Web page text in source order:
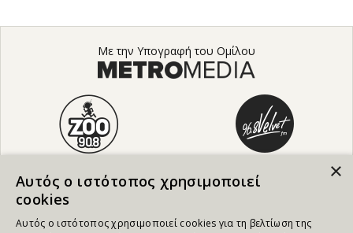
Με την Υπογραφή του Ομίλου
×
Αυτός ο ιστότοπος χρησιμοποιεί
cookies
Αυτός ο ιστότοπος χρησιμοποιεί cookies για τη βελτίωση της